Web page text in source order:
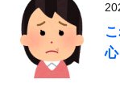
心